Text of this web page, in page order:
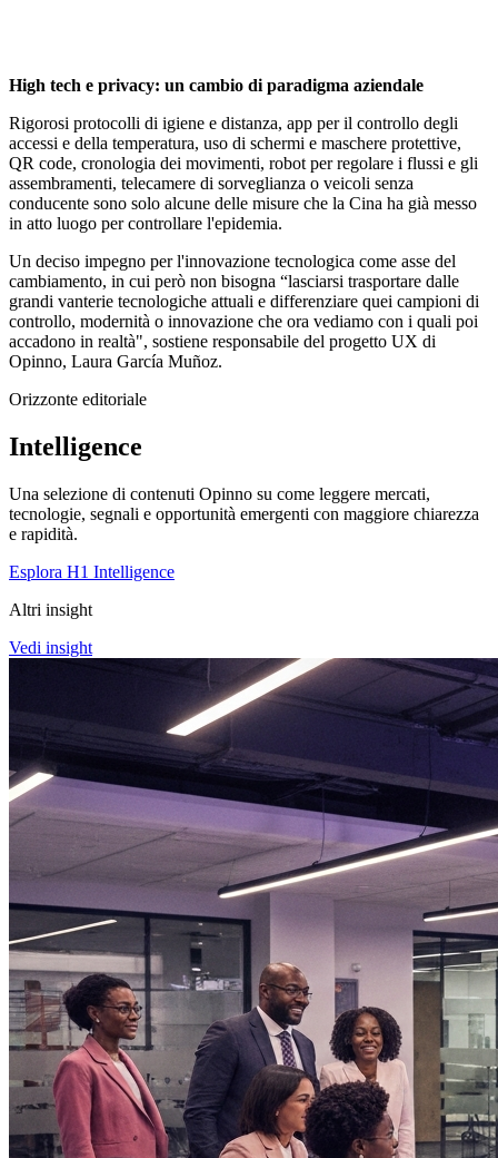
High tech e privacy: un cambio di paradigma aziendale
Rigorosi protocolli di igiene e distanza, app per il controllo degli
accessi e della temperatura, uso di schermi e maschere protettive,
QR code, cronologia dei movimenti, robot per regolare i flussi e gli
assembramenti, telecamere di sorveglianza o veicoli senza
conducente sono solo alcune delle misure che la Cina ha già messo
in atto luogo per controllare l'epidemia.
Un deciso impegno per l'innovazione tecnologica come asse del
cambiamento, in cui però non bisogna “lasciarsi trasportare dalle
grandi vanterie tecnologiche attuali e differenziare quei campioni di
controllo, modernità o innovazione che ora vediamo con i quali poi
accadono in realtà", sostiene responsabile del progetto UX di
Opinno, Laura García Muñoz.
Orizzonte editoriale
Intelligence
Una selezione di contenuti Opinno su come leggere mercati,
tecnologie, segnali e opportunità emergenti con maggiore chiarezza
e rapidità.
Esplora H1 Intelligence
Altri insight
Vedi insight